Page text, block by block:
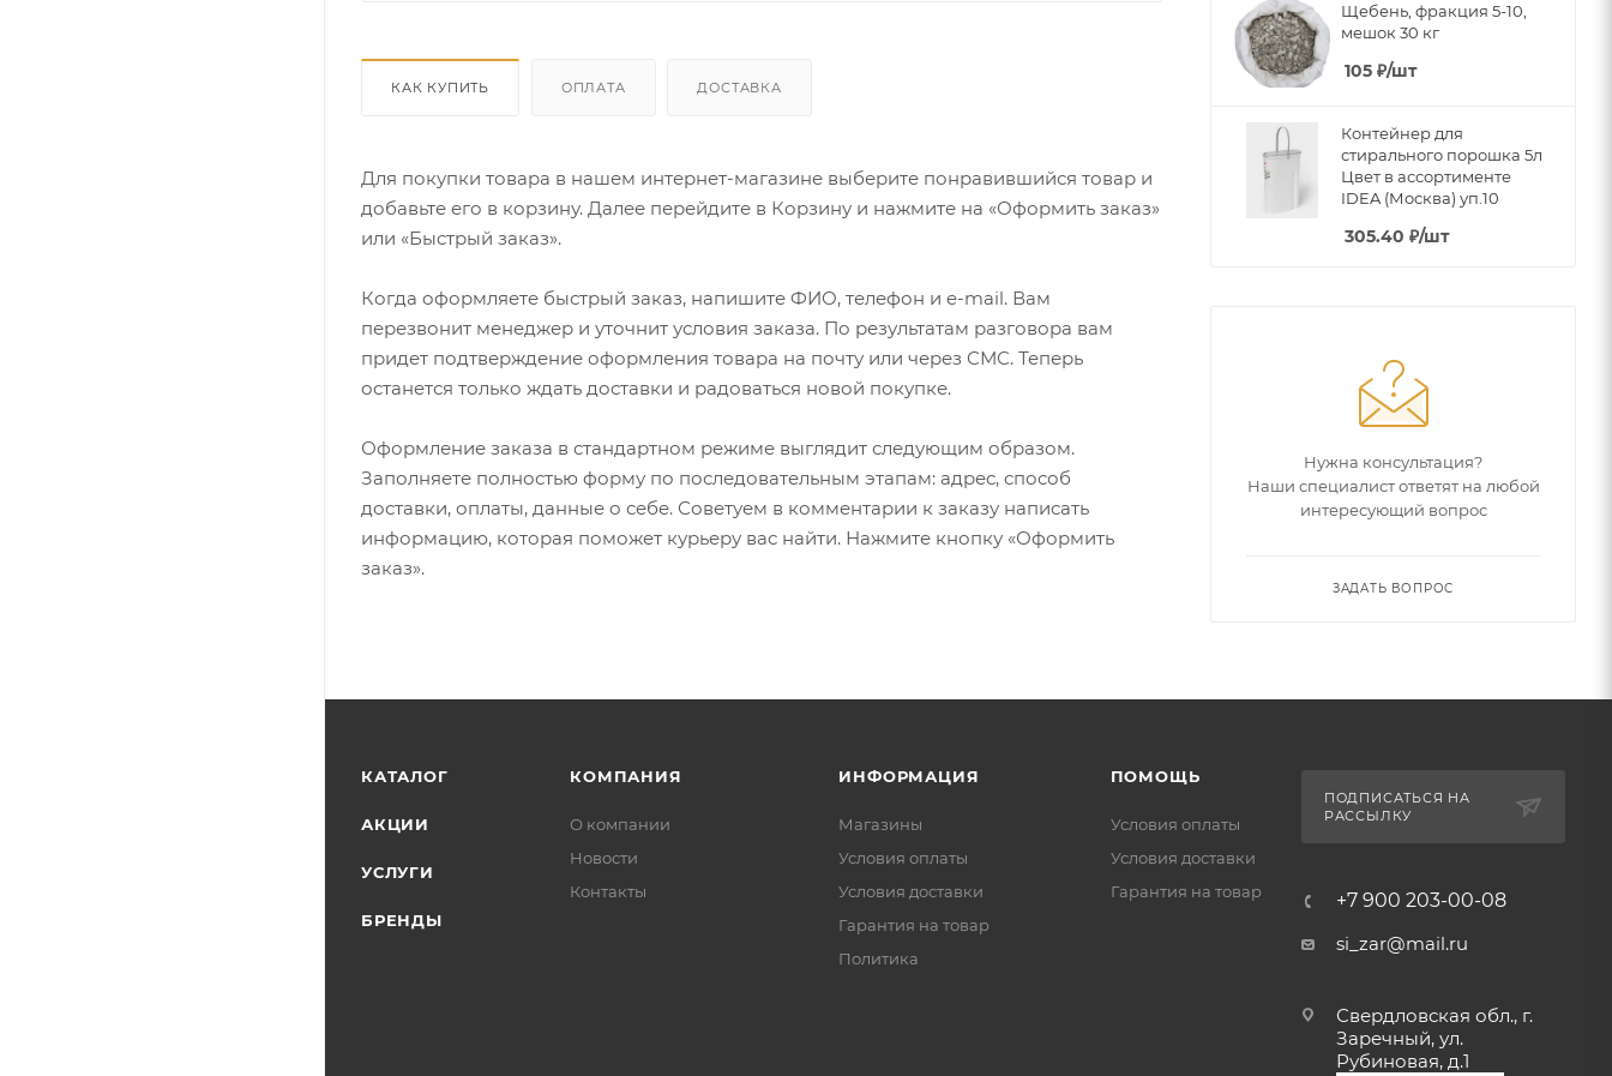
КАК КУПИТЬ ОПЛАТА ДОСТАВКА
Для покупки товара в нашем интернет-магазине выберите понравившийся товар и
добавьте его в корзину. Далее перейдите в Корзину и нажмите на «Оформить заказ»
или «Быстрый заказ».
Когда оформляете быстрый заказ, напишите ФИО, телефон и e-mail. Вам
перезвонит менеджер и уточнит условия заказа. По результатам разговора вам
придет подтверждение оформления товара на почту или через СМС. Теперь
останется только ждать доставки и радоваться новой покупке.
Оформление заказа в стандартном режиме выглядит следующим образом.
Заполняете полностью форму по последовательным этапам: адрес, способ
доставки, оплаты, данные о себе. Советуем в комментарии к заказу написать
информацию, которая поможет курьеру вас найти. Нажмите кнопку «Оформить
заказ».
Щебень, фракция 5-10,
мешок 30 кг
105 ₽/шт
Контейнер для
стирального порошка 5л
Цвет в ассортименте
IDEA (Москва) уп.10
305.40 ₽/шт
Нужна консультация?
Наши специалист ответят на любой
интересующий вопрос
ЗАДАТЬ ВОПРОС
КАТАЛОГ
АКЦИИ
УСЛУГИ
БРЕНДЫ
КОМПАНИЯ
О компании
Новости
Контакты
ИНФОРМАЦИЯ
Магазины
Условия оплаты
Условия доставки
Гарантия на товар
Политика
ПОМОЩЬ
Условия оплаты
Условия доставки
Гарантия на товар
ПОДПИСАТЬСЯ НА
РАССЫЛКУ
+7 900 203-00-08
si_zar@mail.ru
Свердловская обл., г.
Заречный, ул.
Рубиновая, д.1